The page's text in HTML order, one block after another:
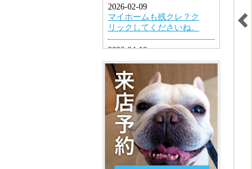
エ
ア
コ
ン
シ
ス
ム
区
小
北
小
倉
南
2DK・
2LDK
3K・
3DK・
3LDK
4K
以
上
下
４
円
５
万